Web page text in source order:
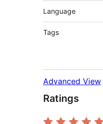
Language
Tags
Advanced View
Ratings